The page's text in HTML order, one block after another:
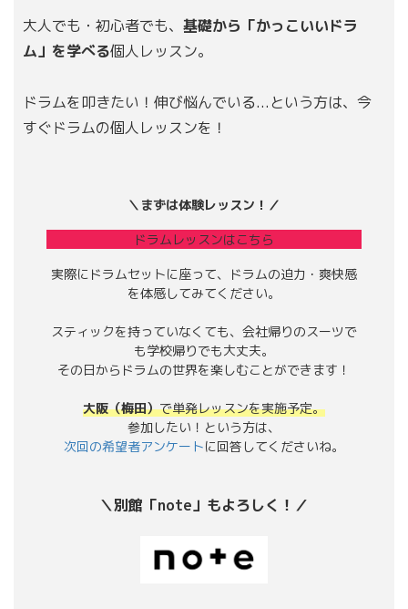
大人でも・初心者でも、 基礎から「かっこいいドラ
ム」を学べる個人レッスン。
ドラムを叩きたい！伸び悩んでいる...という方は、今
すぐドラムの個人レッスンを！
＼まずは体験レッスン！／
ドラムレッスンはこちら
実際にドラムセットに座って、ドラムの迫力・爽快感
を体感してみてください。
スティックを持っていなくても、会社帰りのスーツで
も学校帰りでも大丈夫。
その日からドラムの世界を楽しむことができます！
大阪（梅田）で単発レッスンを実施予定。
参加したい！という方は、
次回の希望者アンケートに回答してくださいね。
＼別館「note」もよろしく！／